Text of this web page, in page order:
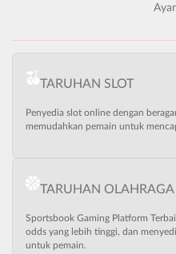
TARUHAN SLOT
Penyedia slot online dengan
memudahkan pemain untuk
TARUHAN OLAHRAGA
Sportsbook Gaming Platform
odds yang lebih tinggi, dan
untuk pemain.